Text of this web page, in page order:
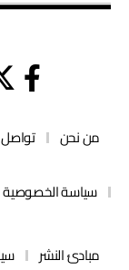
من نحن
سياسة الخصوصية
مبادئ النشر